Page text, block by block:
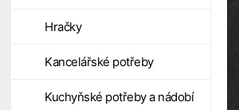
Hračky
Kancelářské potřeby
Kuchyňské potřeby a nádobí